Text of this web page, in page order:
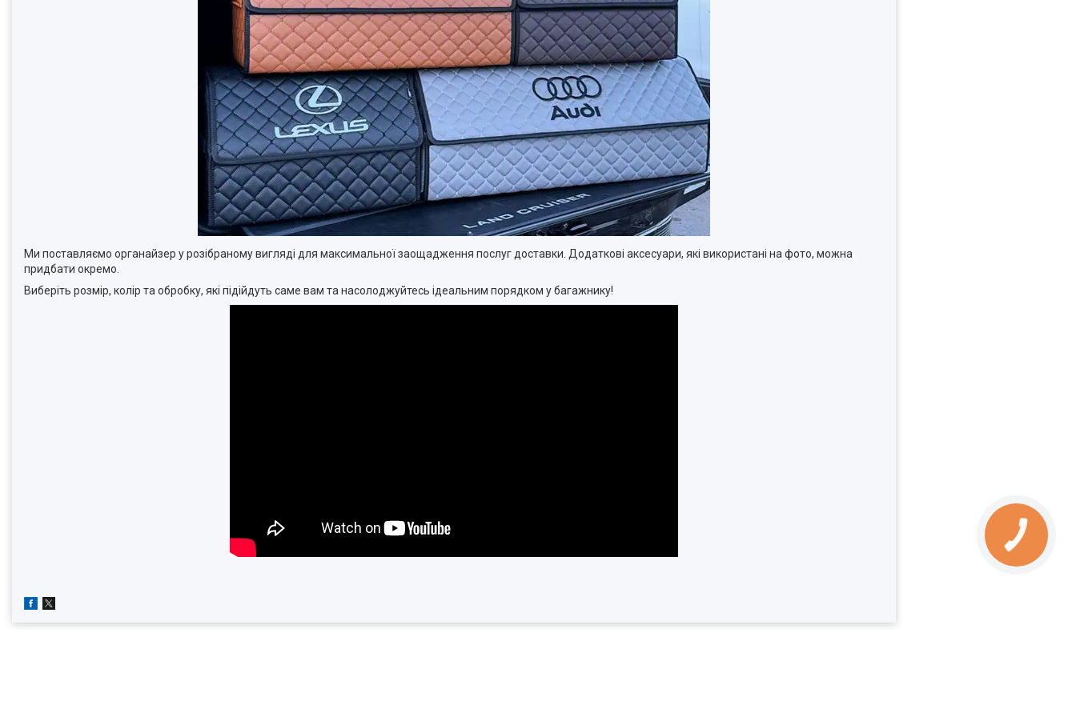
Ми поставляємо органайзер у розібраному вигляді для максимальної заощадження послуг доставки. Додаткові аксесуари, які використані на фото, можна
придбати окремо.
Виберіть розмір, колір та обробку, які підійдуть саме вам та насолоджуйтесь ідеальним порядком у багажнику!